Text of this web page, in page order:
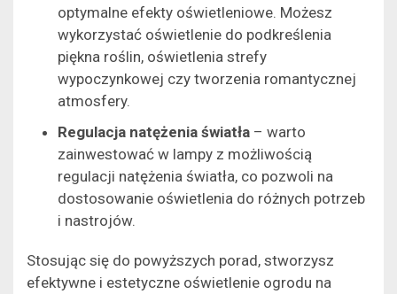
optymalne efekty oświetleniowe. Możesz
wykorzystać oświetlenie do podkreślenia
piękna roślin, oświetlenia strefy
wypoczynkowej czy tworzenia romantycznej
atmosfery.
Regulacja natężenia światła – warto
zainwestować w lampy z możliwością
regulacji natężenia światła, co pozwoli na
dostosowanie oświetlenia do różnych potrzeb
i nastrojów.
Stosując się do powyższych porad, stworzysz
efektywne i estetyczne oświetlenie ogrodu na